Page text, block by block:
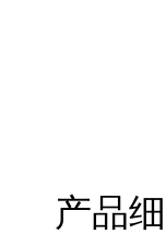
产品